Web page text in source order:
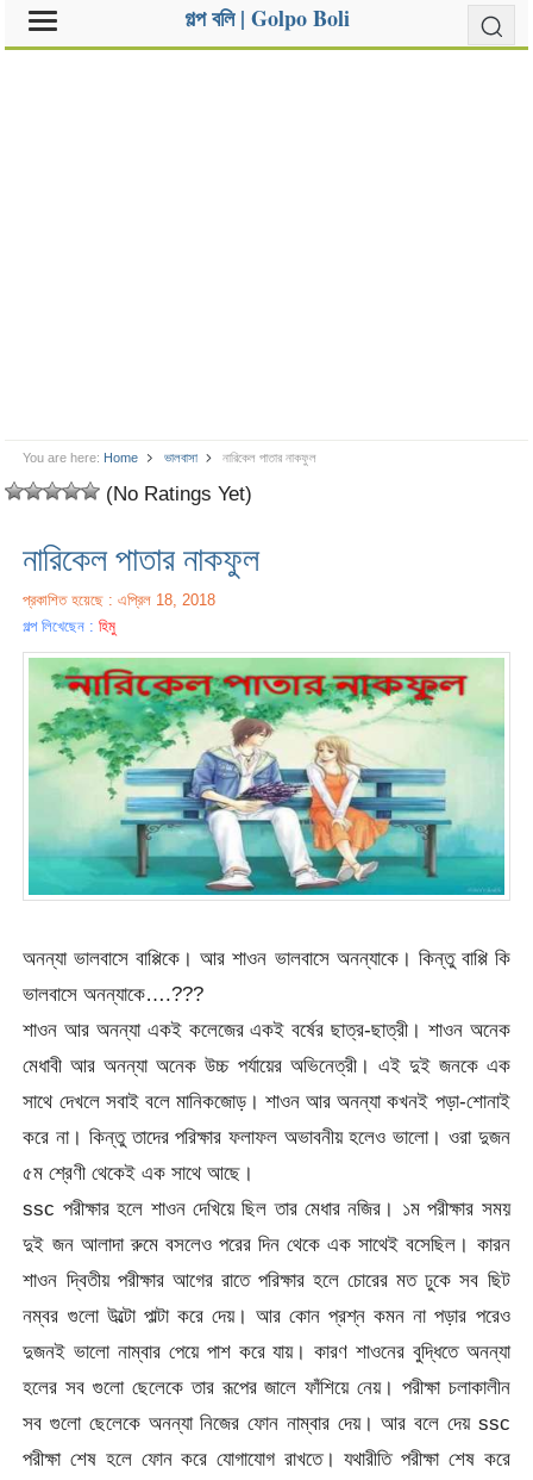
গল্প বলি | Golpo Boli
You are here: Home ভালবাসা নারিকেল পাতার নাকফুল
(No Ratings Yet)
নারিকেল পাতার নাকফুল
প্রকাশিত হয়েছে : এপ্রিল 18, 2018
গল্প লিখেছেন :হিমু
অনন্যা ভালবাসে বাপ্পিকে। আর শাওন ভালবাসে অনন্যাকে। কিন্তু বাপ্পি কি
ভালবাসে অনন্যাকে….???
শাওন আর অনন্যা একই কলেজের একই বর্ষের ছাত্র-ছাত্রী। শাওন অনেক
মেধাবী আর অনন্যা অনেক উচ্চ পর্যায়ের অভিনেত্রী। এই দুই জনকে এক
সাথে দেখলে সবাই বলে মানিকজোড়। শাওন আর অনন্যা কখনই পড়া-শোনাই
করে না। কিন্তু তাদের পরিক্ষার ফলাফল অভাবনীয় হলেও ভালো। ওরা দুজন
৫ম শ্রেণী থেকেই এক সাথে আছে।
ssc পরীক্ষার হলে শাওন দেখিয়ে ছিল তার মেধার নজির। ১ম পরীক্ষার সময়
দুই জন আলাদা রুমে বসলেও পরের দিন থেকে এক সাথেই বসেছিল। কারন
শাওন দ্বিতীয় পরীক্ষার আগের রাতে পরিক্ষার হলে চোরের মত ঢুকে সব ছিট
নম্বর গুলো উল্টো পাল্টা করে দেয়। আর কোন প্রশ্ন কমন না পড়ার পরেও
দুজনই ভালো নাম্বার পেয়ে পাশ করে যায়। কারণ শাওনের বুদ্ধিতে অনন্যা
হলের সব গুলো ছেলেকে তার রূপের জালে ফাঁশিয়ে নেয়। পরীক্ষা চলাকালীন
সব গুলো ছেলেকে অনন্যা নিজের ফোন নাম্বার দেয়। আর বলে দেয় ssc
পরীক্ষা শেষ হলে ফোন করে যোগাযোগ রাখতে। যথারীতি পরীক্ষা শেষ করে